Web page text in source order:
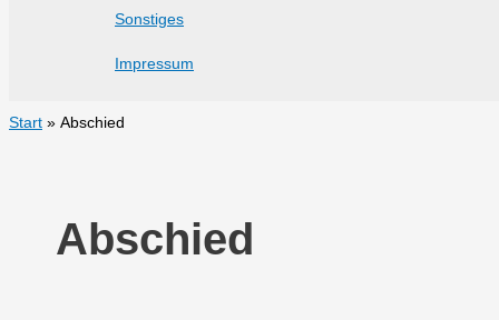
Sonstiges
Impressum
Start Abschied
Abschied